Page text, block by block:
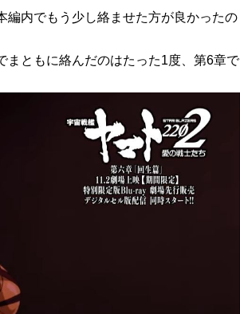
編内でもう少し絡ませた方が良かったの
まともに絡んだのはたった1度、第6章で